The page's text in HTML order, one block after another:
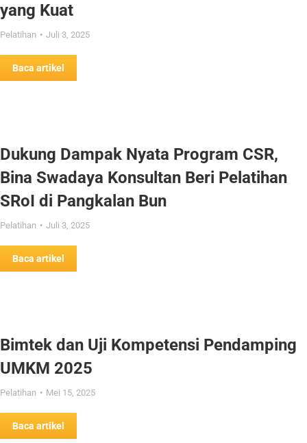
yang Kuat
Pelatihan Juli 3, 2025
Baca artikel
Dukung Dampak Nyata Program CSR,
Bina Swadaya Konsultan Beri Pelatihan
SRoI di Pangkalan Bun
Pelatihan Juli 3, 2025
Baca artikel
Bimtek dan Uji Kompetensi Pendamping
UMKM 2025
Pelatihan Mei 15, 2025
Baca artikel